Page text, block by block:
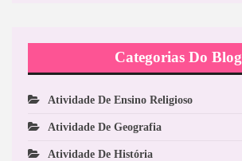
Categorias Do Blog
Atividade De Ensino Religioso
Atividade De Geografia
Atividade De História